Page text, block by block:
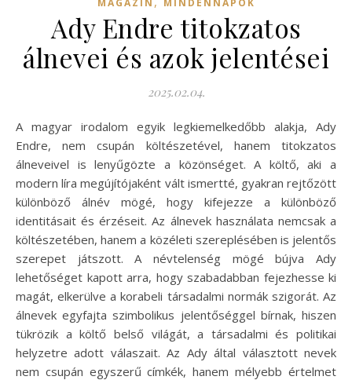
MAGAZIN MINDENNAPOK
Ady Endre titokzatos
álnevei és azok jelentései
2025.02.04.
A magyar irodalom egyik legkiemelkedőbb alakja, Ady
Endre, nem csupán költészetével, hanem titokzatos
álneveivel is lenyűgözte a közönséget. A költő, aki a
modern líra megújítójaként vált ismertté, gyakran rejtőzött
különböző álnév mögé, hogy kifejezze a különböző
identitásait és érzéseit. Az álnevek használata nemcsak a
költészetében, hanem a közéleti szereplésében is jelentős
szerepet játszott. A névtelenség mögé bújva Ady
lehetőséget kapott arra, hogy szabadabban fejezhesse ki
magát, elkerülve a korabeli társadalmi normák szigorát. Az
álnevek egyfajta szimbolikus jelentőséggel bírnak, hiszen
tükrözik a költő belső világát, a társadalmi és politikai
helyzetre adott válaszait. Az Ady által választott nevek
nem csupán egyszerű címkék, hanem mélyebb értelmet